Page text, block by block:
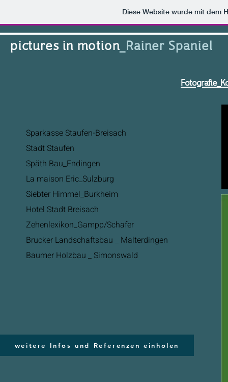
Diese Website wurde mit dem
pictures in motion_Rainer Spaniel
Sparkasse Staufen-Breisach
Stadt Staufen
Späth Bau_Endingen
La maison Eric_Sulzburg
Siebter Himmel_Burkheim
Hotel Stadt Breisach
Zehenlexikon_Gampp/Schafer
Brucker Landschaftsbau _ Malterdingen
Baumer Holzbau _ Simonswald
weitere Infos und Referenzen einholen